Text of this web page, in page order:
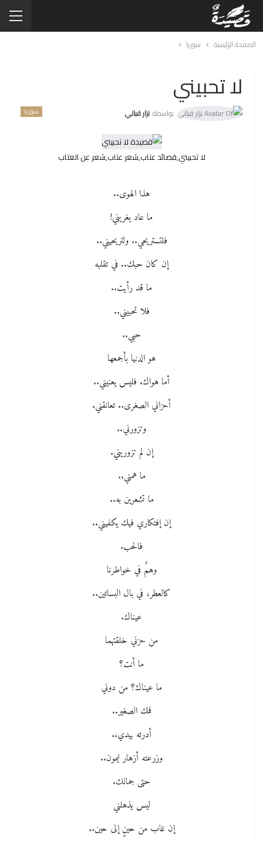
الصفحة الرئيسية سوريا
لا تحبيني
سوريا بواسطة نزار قباني
لا تحبيني,قصائد عتاب,شعر عتاب,شعر عن العتاب
هذا الهوى..
ما عاد يغريني!
فلتستريحي.. ولتريحيني..
إن كان حبك.. في تقلبه
ما قد رأيت..
فلا تحبيني..
حبي..
هو الدنيا بأجمعها
أما هواك. فليس يعنيني..
أحزاني الصغرى.. تعانقني.
وتزورني..
إن لم تزوريني.
ما همني..
ما تشعرين به..
إن إفتكاري فيك يكفيني..
فالحب.
وهمٌ في خواطرنا
كالعطر، في بال البساتين..
عيناك.
من حزني خلقتهما
ما أنت؟
ما عيناك؟ من دوني
فمك الصغير..
أدرته بيدي..
وزرعته أزهار ليمون..
حتى جمالك.
ليس يذهلني
إن غاب من حينٍ إلى حين..